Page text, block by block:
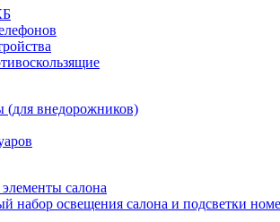
(для внедорожников)
салона
набор освещения салона и подсветки